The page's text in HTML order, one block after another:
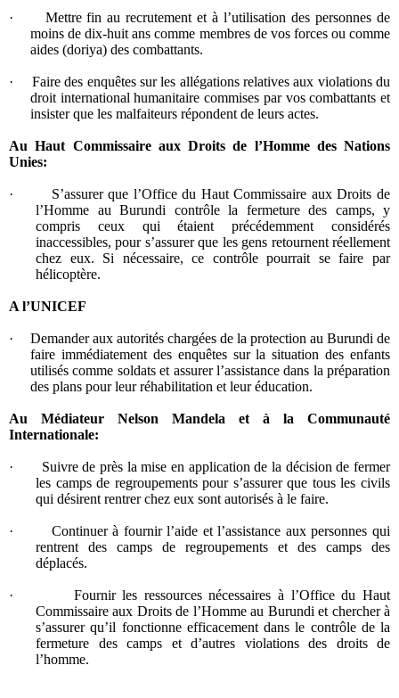
·
Mettre fin au recrutement et à l’utilisation des personnes de
moins de dix-huit ans comme membres de vos forces ou comme
aides (doriya) des combattants.
·
Faire des enquêtes sur les allégations relatives aux violations du
droit international humanitaire commises par vos combattants et
insister que les malfaiteurs répondent de leurs actes.
Au Haut Commissaire aux Droits de l’Homme des Nations
Unies:
·
S’assurer que l’Office du Haut Commissaire aux Droits de
l’Homme au Burundi contrôle la fermeture des camps, y
compris ceux qui étaient précédemment considérés
inaccessibles, pour s’assurer que les gens retournent réellement
chez eux. Si nécessaire, ce contrôle pourrait se faire par
hélicoptère.
A l’UNICEF
·
Demander aux autorités chargées de la protection au Burundi de
faire immédiatement des enquêtes sur la situation des enfants
utilisés comme soldats et assurer l’assistance dans la préparation
des plans pour leur réhabilitation et leur éducation.
Au Médiateur Nelson Mandela et à la Communauté
Internationale:
·
Suivre de près la mise en application de la décision de fermer
les camps de regroupements pour s’assurer que tous les civils
qui désirent rentrer chez eux sont autorisés à le faire.
·
Continuer à fournir l’aide et l’assistance aux personnes qui
rentrent des camps de regroupements et des camps des
déplacés.
·
Fournir les ressources nécessaires à l’Office du Haut
Commissaire aux Droits de l’Homme au Burundi et chercher à
s’assurer qu’il fonctionne efficacement dans le contrôle de la
fermeture des camps et d’autres violations des droits de
l’homme.